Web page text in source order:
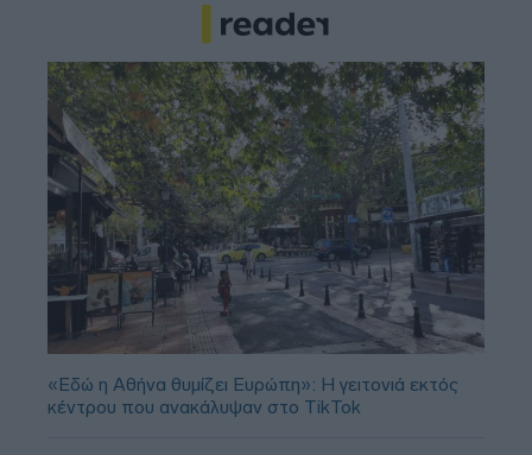
«Εδώ η Αθήνα θυμίζει Ευρώπη»: H γειτονιά εκτός
κέντρου που ανακάλυψαν στο TikTok